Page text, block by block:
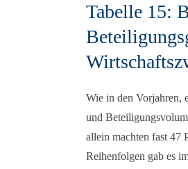
Tabelle 15:
Wie in den Vorjahren,
und
allein machten fast 47
Reihenfolgen gab es